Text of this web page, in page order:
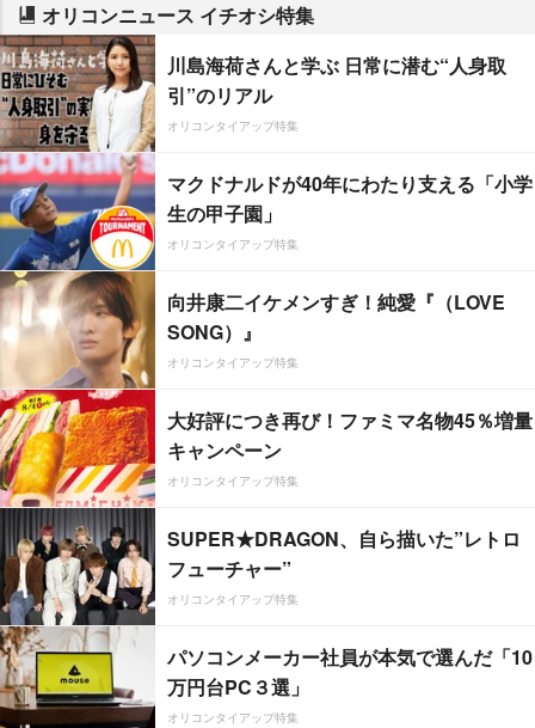
オリコンニュース イチオシ特集
川島海荷さんと学ぶ 日常に潜む“人身取
引”のリアル
オリコンタイアップ特集
マクドナルドが40年にわたり支える「小学
生の甲子園」
オリコンタイアップ特集
向井康二イケメンすぎ！純愛『（LOVE
SONG）』
オリコンタイアップ特集
大好評につき再び！ファミマ名物45％増量
キャンペーン
オリコンタイアップ特集
SUPER★DRAGON、自ら描いた”レトロ
フューチャー”
オリコンタイアップ特集
パソコンメーカー社員が本気で選んだ「10
万円台PC３選」
オリコンタイアップ特集